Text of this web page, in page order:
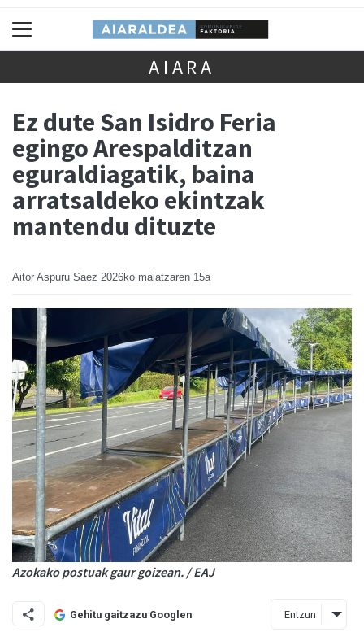
AIARA
Ez dute San Isidro Feria
egingo Arespalditzan
eguraldiagatik, baina
arratsaldeko ekintzak
mantendu dituzte
Aitor Aspuru Saez 2026ko maiatzaren 15a
Azokako postuak gaur goizean. / EAJ
Gehitu gaitzazu Googlen Entzun